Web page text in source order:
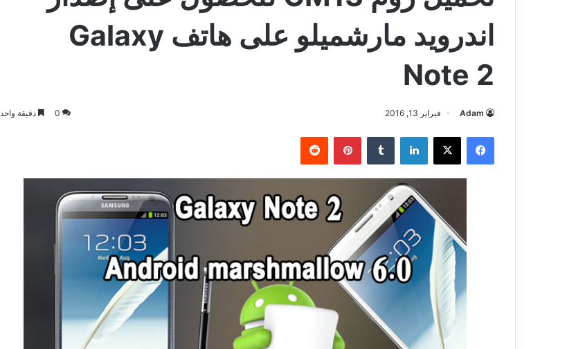
اندرويد مارشميلو على هاتف Galaxy
Note 2
Adam فبراير 13, 2016 0 دقيقة
فيسبوك ‫X لينكدإن بينتيريست